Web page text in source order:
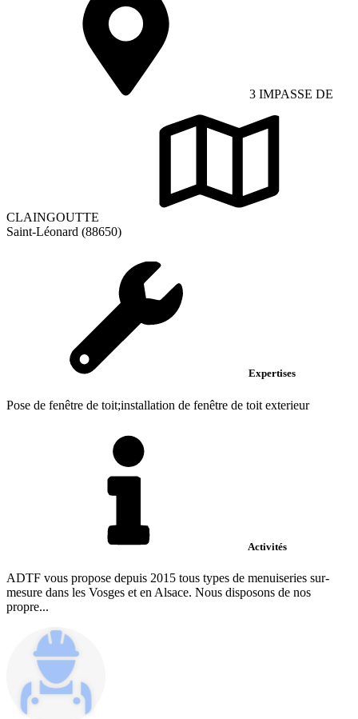
3 IMPASSE DE
CLAINGOUTTE
Saint-Léonard (88650)
Expertises
Pose de fenêtre de toit;installation de fenêtre de toit exterieur
Activités
ADTF vous propose depuis 2015 tous types de menuiseries sur-
mesure dans les Vosges et en Alsace. Nous disposons de nos
propre...